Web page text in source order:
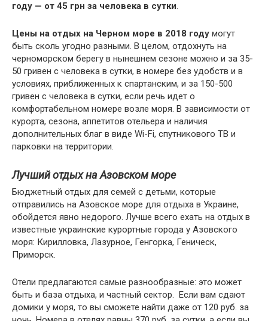
году — от 45 грн за человека в сутки.
Цены на отдых на Черном море в 2018 году могут
быть сколь угодно разными. В целом, отдохнуть на
черноморском берегу в нынешнем сезоне можно и за 35-
50 гривен с человека в сутки, в номере без удобств и в
условиях, приближенных к спартанским, и за 150-500
гривен с человека в сутки, если речь идет о
комфортабельном номере возле моря. В зависимости от
курорта, сезона, аппетитов отельера и наличия
дополнительных благ в виде Wi-Fi, спутникового ТВ и
парковки на территории.
Лучший отдых на Азовском море
Бюджетный отдых для семей с детьми, которые
отправились на Азовское море для отдыха в Украине,
обойдется явно недорого. Лучше всего ехать на отдых в
известные украинские курортные города у Азовского
моря: Кирилловка, Лазурное, Генгорка, Геническ,
Приморск.
Отели предлагаются самые разнообразные: это может
быть и база отдыха, и частный сектор. Если вам сдают
домики у моря, то вы сможете найти даже от 120 руб. за